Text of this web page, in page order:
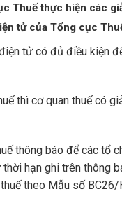
Thuế thực hiện các
tử của Tổng cục
tử có đủ điều kiện
thì cơ quan thuế có
thông báo để các tổ
hạn ghi trên thông
theo Mẫu số